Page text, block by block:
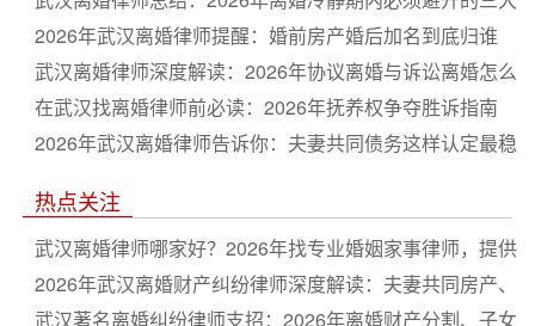
坑
2026年武汉离婚律师提醒：婚前房产婚后加名到底归谁
武汉离婚律师深度解读：2026年协议离婚与诉讼离婚怎么
选
在武汉找离婚律师前必读：2026年抚养权争夺胜诉指南
2026年武汉离婚律师告诉你：夫妻共同债务这样认定最稳
热点关注
武汉离婚律师哪家好？2026年找专业婚姻家事律师，提供
协议离婚、诉讼离婚、财产分割、子女抚养、债务处理等
全方位法律服务
2026年武汉离婚财产纠纷律师深度解读：夫妻共同房产、
存款、股权分割究竟该怎么办
武汉著名离婚纠纷律师支招：2026年离婚财产分割、子女